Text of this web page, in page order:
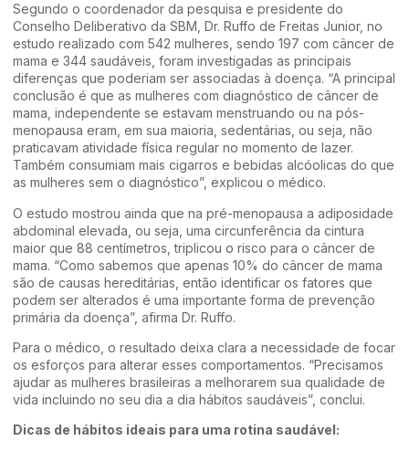
Segundo o coordenador da pesquisa e presidente do
Conselho Deliberativo da SBM, Dr. Ruffo de Freitas Junior, no
estudo realizado com 542 mulheres, sendo 197 com câncer de
mama e 344 saudáveis, foram investigadas as principais
diferenças que poderiam ser associadas à doença. “A principal
conclusão é que as mulheres com diagnóstico de câncer de
mama, independente se estavam menstruando ou na pós-
menopausa eram, em sua maioria, sedentárias, ou seja, não
praticavam atividade física regular no momento de lazer.
Também consumiam mais cigarros e bebidas alcóolicas do que
as mulheres sem o diagnóstico”, explicou o médico.
O estudo mostrou ainda que na pré-menopausa a adiposidade
abdominal elevada, ou seja, uma circunferência da cintura
maior que 88 centímetros, triplicou o risco para o câncer de
mama. “Como sabemos que apenas 10% do câncer de mama
são de causas hereditárias, então identificar os fatores que
podem ser alterados é uma importante forma de prevenção
primária da doença”, afirma Dr. Ruffo.
Para o médico, o resultado deixa clara a necessidade de focar
os esforços para alterar esses comportamentos. “Precisamos
ajudar as mulheres brasileiras a melhorarem sua qualidade de
vida incluindo no seu dia a dia hábitos saudáveis”, conclui.
Dicas de hábitos ideais para uma rotina saudável: